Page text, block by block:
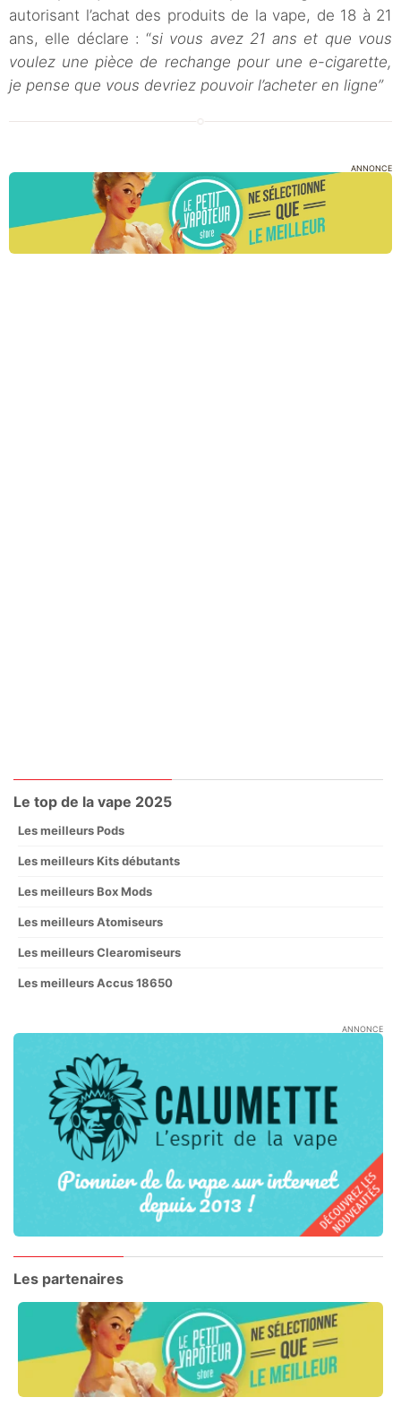
autorisant l’achat des produits de la vape, de 18 à 21
ans, elle déclare : “si vous avez 21 ans et que vous
voulez une pièce de rechange pour une e-cigarette,
je pense que vous devriez pouvoir l’acheter en ligne”
ANNONCE
Le top de la vape 2025
Les meilleurs Pods
Les meilleurs Kits débutants
Les meilleurs Box Mods
Les meilleurs Atomiseurs
Les meilleurs Clearomiseurs
Les meilleurs Accus 18650
ANNONCE
Les partenaires